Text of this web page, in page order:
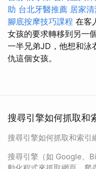
助 台北牙醫推薦 居家
腳底按摩技巧課程 在客
女孩的要求轉移到另一
一半兄弟JD，他想和泳
仇這個女孩。
搜尋引擎如何抓取和
搜尋引擎如何抓取和索引
搜尋引擎（如 Google、